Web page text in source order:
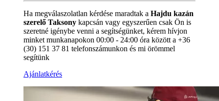
Ha megválaszolatlan kérdése maradtak a Hajdu kazán
szerelő Taksony kapcsán vagy egyszerűen csak Ön is
szeretné igénybe venni a segítségünket, kérem hívjon
minket munkanapokon 00:00 - 24:00 óra között a +36
(30) 151 37 81 telefonszámunkon és mi örömmel
segítünk
Ajánlatkérés